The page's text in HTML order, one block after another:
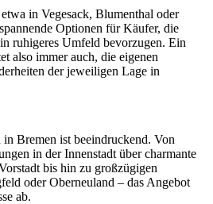
in Vegesack, Blumenthal oder
Optionen für Käufer, die
ruhigeres Umfeld bevorzugen. Ein
also immer auch, die eigenen
der jeweiligen Lage in
Bremen ist beeindruckend. Von
in der Innenstadt über charmante
bis hin zu großzügigen
oder Oberneuland – das Angebot
ab.